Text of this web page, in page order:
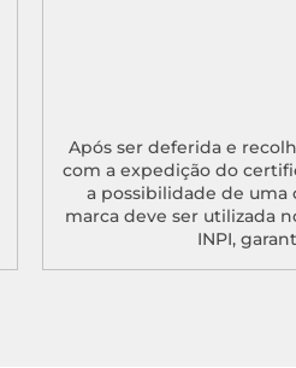
Após ser deferida e
com a expedição do
a possibilidade de uma
marca deve ser utilizada
INPI,